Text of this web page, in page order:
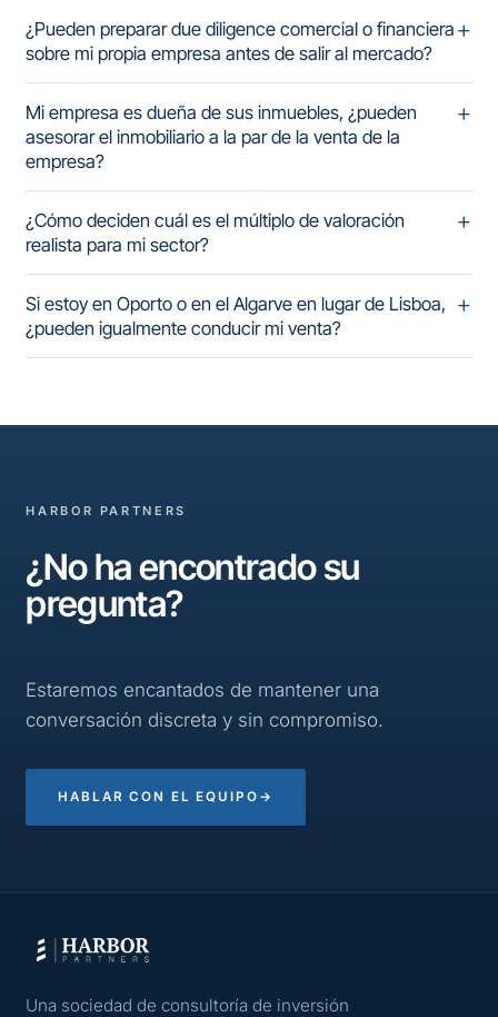
¿Pueden preparar due diligence comercial o financiera
sobre mi propia empresa antes de salir al mercado?
Mi empresa es dueña de sus inmuebles, ¿pueden
asesorar el inmobiliario a la par de la venta de la
empresa?
¿Cómo deciden cuál es el múltiplo de valoración
realista para mi sector?
Si estoy en Oporto o en el Algarve en lugar de Lisboa,
¿pueden igualmente conducir mi venta?
HARBOR PARTNERS
¿No ha encontrado su
pregunta?
Estaremos encantados de mantener una
conversación discreta y sin compromiso.
HABLAR CON EL EQUIPO →
Una sociedad de consultoría de inversión